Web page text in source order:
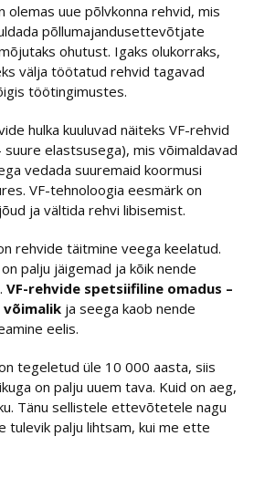
olemas uue põlvkonna rehvid, mis
põllumajandusettevõtjate
ohutust. Igaks olukorraks,
välja töötatud rehvid tagavad
töötingimustes.
hulka kuuluvad näiteks VF-rehvid
suure elastsusega), mis võimaldavad
vedada suuremaid koormusi
VF-tehnoloogia eesmärk on
ja vältida rehvi libisemist.
rehvide täitmine veega keelatud.
palju jäigemad ja kõik nende
VF-rehvide spetsiifiline omadus –
võimalik ja seega kaob nende
eelis.
tegeletud üle 10 000 aasta, siis
on palju uuem tava. Kuid on aeg,
Tänu sellistele ettevõtetele nagu
tulevik palju lihtsam, kui me ette